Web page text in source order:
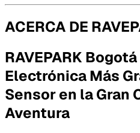
ACERCA DE
RAVEPARK
Electrónica Más
Sensor en la Gran
Aventura